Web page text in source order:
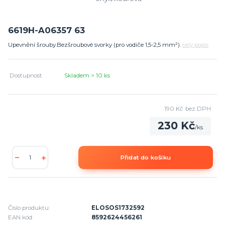
6619H-A06357 63
Upevnění šrouby.Bezšroubové svorky (pro vodiče 1,5-2,5 mm²). celý popis
Dostupnost Skladem > 10 ks
230 Kč/ks
190 Kč bez DPH
Přidat do košíku
Číslo produktu:
ELOSOS1732592
EAN kód:
8592624456261